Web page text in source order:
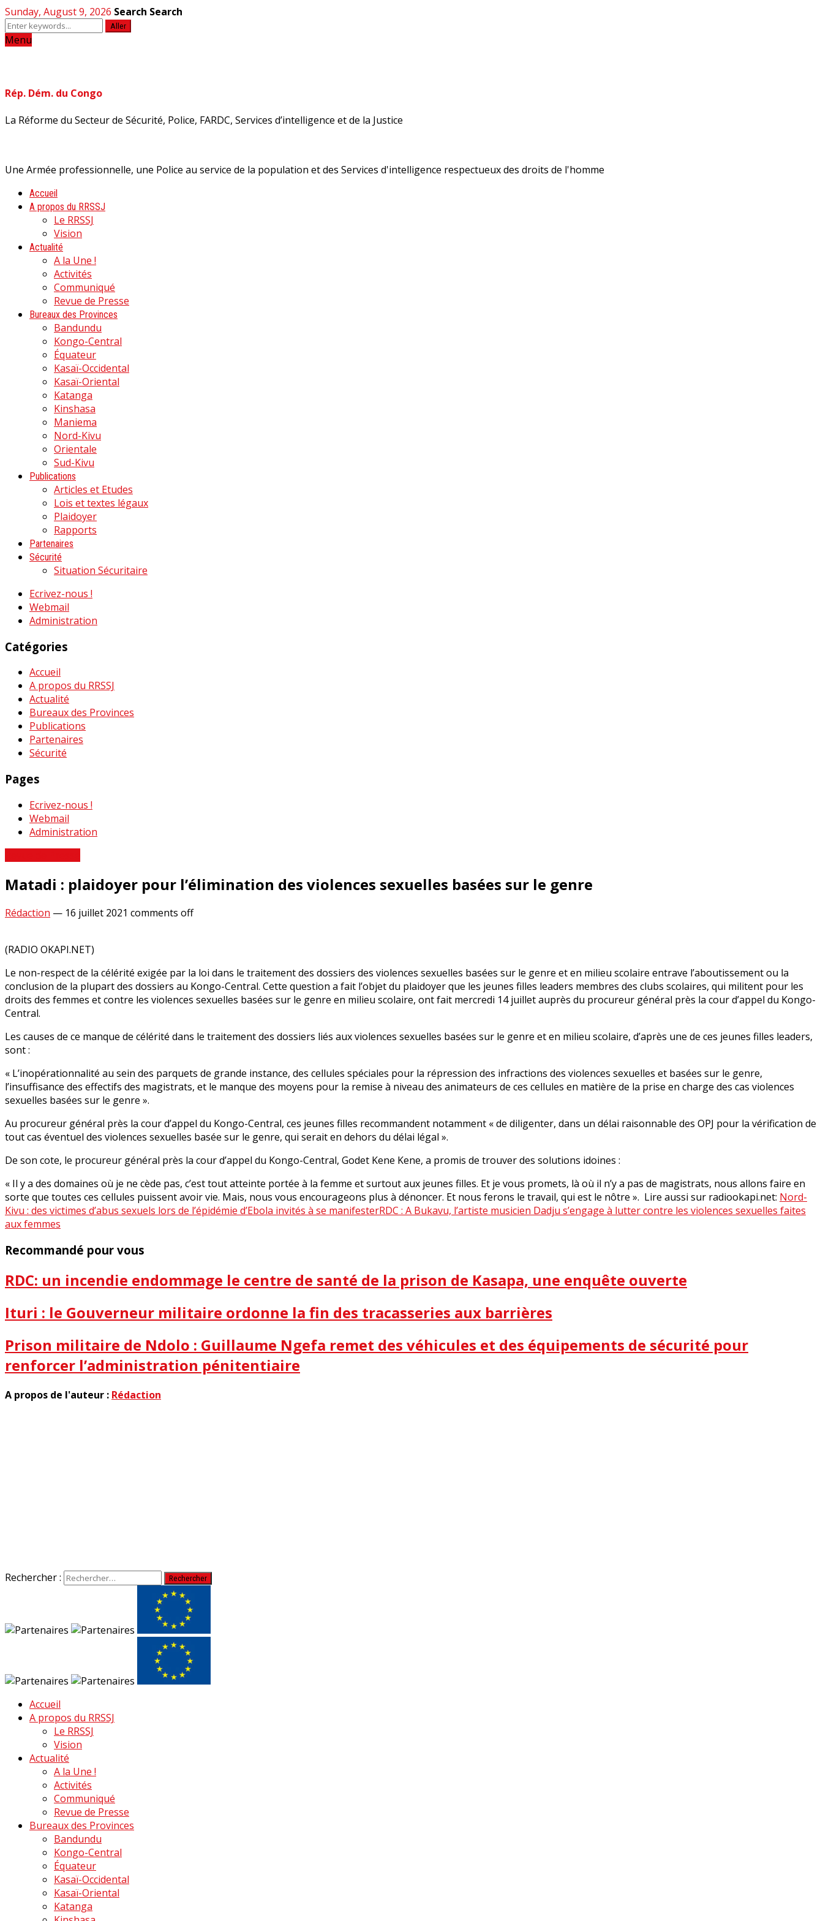
Sunday, August 9, 2026 Search Search
Aller
Menu
Rép. Dém. du Congo
La Réforme du Secteur de Sécurité, Police, FARDC, Services d’intelligence et de la Justice
Une Armée professionnelle, une Police au service de la population et des Services d'intelligence respectueux des droits de l'homme
Accueil
A propos du RRSSJ
Le RRSSJ
Vision
Actualité
A la Une !
Activités
Communiqué
Revue de Presse
Bureaux des Provinces
Bandundu
Kongo-Central
Équateur
Kasaï-Occidental
Kasaï-Oriental
Katanga
Kinshasa
Maniema
Nord-Kivu
Orientale
Sud-Kivu
Publications
Articles et Etudes
Lois et textes légaux
Plaidoyer
Rapports
Partenaires
Sécurité
Situation Sécuritaire
Ecrivez-nous !
Webmail
Administration
Catégories
Accueil
A propos du RRSSJ
Actualité
Bureaux des Provinces
Publications
Partenaires
Sécurité
Pages
Ecrivez-nous !
Webmail
Administration
Matadi : plaidoyer pour l’élimination des violences sexuelles basées sur le genre
Rédaction — 16 juillet 2021 comments off
(RADIO OKAPI.NET)
Le non-respect de la célérité exigée par la loi dans le traitement des dossiers des violences sexuelles basées sur le genre et en milieu scolaire entrave l’aboutissement ou la
conclusion de la plupart des dossiers au Kongo-Central. Cette question a fait l’objet du plaidoyer que les jeunes filles leaders membres des clubs scolaires, qui militent pour les
droits des femmes et contre les violences sexuelles basées sur le genre en milieu scolaire, ont fait mercredi 14 juillet auprès du procureur général près la cour d’appel du Kongo-
Central.
Les causes de ce manque de célérité dans le traitement des dossiers liés aux violences sexuelles basées sur le genre et en milieu scolaire, d’après une de ces jeunes filles leaders,
sont :
« L’inopérationnalité au sein des parquets de grande instance, des cellules spéciales pour la répression des infractions des violences sexuelles et basées sur le genre,
l’insuffisance des effectifs des magistrats, et le manque des moyens pour la remise à niveau des animateurs de ces cellules en matière de la prise en charge des cas violences
sexuelles basées sur le genre ».
Au procureur général près la cour d’appel du Kongo-Central, ces jeunes filles recommandent notamment « de diligenter, dans un délai raisonnable des OPJ pour la vérification de
tout cas éventuel des violences sexuelles basée sur le genre, qui serait en dehors du délai légal ».
De son cote, le procureur général près la cour d’appel du Kongo-Central, Godet Kene Kene, a promis de trouver des solutions idoines :
« Il y a des domaines où je ne cède pas, c’est tout atteinte portée à la femme et surtout aux jeunes filles. Et je vous promets, là où il n’y a pas de magistrats, nous allons faire en
sorte que toutes ces cellules puissent avoir vie. Mais, nous vous encourageons plus à dénoncer. Et nous ferons le travail, qui est le nôtre ». Lire aussi sur radiookapi.net: Nord-
Kivu : des victimes d’abus sexuels lors de l’épidémie d’Ebola invités à se manifesterRDC : A Bukavu, l’artiste musicien Dadju s’engage à lutter contre les violences sexuelles faites
aux femmes
Recommandé pour vous
RDC: un incendie endommage le centre de santé de la prison de Kasapa, une enquête ouverte
Ituri : le Gouverneur militaire ordonne la fin des tracasseries aux barrières
Prison militaire de Ndolo : Guillaume Ngefa remet des véhicules et des équipements de sécurité pour
renforcer l’administration pénitentiaire
A propos de l'auteur : Rédaction
Rechercher :
Accueil
A propos du RRSSJ
Le RRSSJ
Vision
Actualité
A la Une !
Activités
Communiqué
Revue de Presse
Bureaux des Provinces
Bandundu
Kongo-Central
Équateur
Kasaï-Occidental
Kasaï-Oriental
Katanga